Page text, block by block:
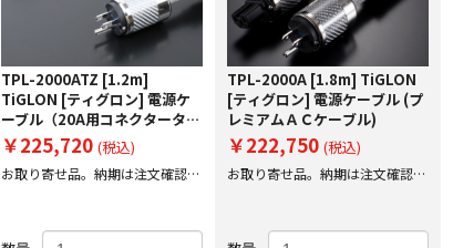
TPL-2000ATZ [1.2m]
TiGLON [ティグロン] 電源ケ
ーブル（20A用コネクタータイ
プ）
￥225,720 (税込)
お取り寄せ品。納期は注文確認後
TPL-2000A [1.8m] TiGLON
[ティグロン] 電源ケーブル (プ
レミアムＡＣケーブル)
￥222,750(税込)
お取り寄せ品。納期は注文確認後